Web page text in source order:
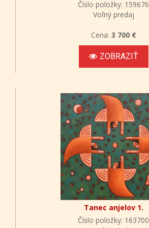
Číslo položky: 159676
Voľný predaj
Cena: 3 700 €
ZOBRAZIŤ
Tanec anjelov 1.
Číslo položky: 163700